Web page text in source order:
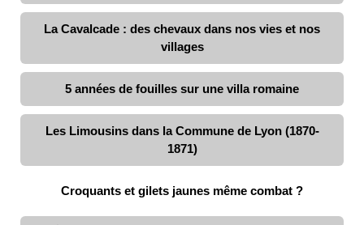
La Cavalcade : des chevaux dans nos vies et nos
villages
5 années de fouilles sur une villa romaine
Les Limousins dans la Commune de Lyon (1870-
1871)
Croquants et gilets jaunes même combat ?